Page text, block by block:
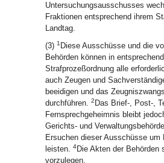
Untersuchungsausschusses
Fraktionen entsprechend ihrem
Landtag.
(3) 1 Diese Ausschüsse und die
Behörden können in
Strafprozeßordnung alle
auch Zeugen und
beeidigen und das
durchführen. 2 Das Brief-, Post-,
Fernsprechgeheimnis bleibt
Gerichts- und
Ersuchen dieser Ausschüsse um
leisten. 4Die Akten der Behörden
vorzulegen.